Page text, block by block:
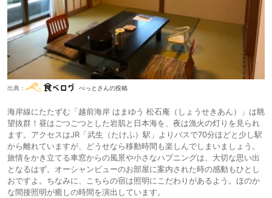
出典： べっとさんの投稿
海岸線にたたずむ「越前海岸 はまゆう 松石庵（しょうせきあん）」は眺
望抜群！昼はごつごつとした岩肌と日本海を、夜は漁火の灯りを見られ
ます。アクセスはJR「武生（たけふ）駅」よりバスで70分ほどと少し駅
から離れていますが、どうせなら移動時間も楽しんでしまいましょう。
旅情をかき立てる車窓からの風景や小さなハプニングは、大切な思い出
となるはず。オーシャンビューのお部屋に案内された時の感動もひとし
おですよ。ちなみに、こちらの宿は照明にこだわりがあるよう。ほのか
な間接照明が癒しの時間を演出しています。